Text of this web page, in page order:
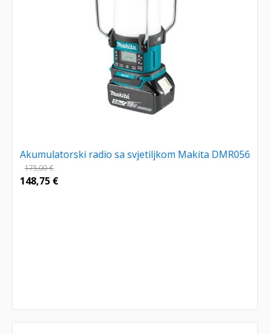
Akumulatorski radio sa svjetiljkom Makita DMR056
175,00€
148,75 €